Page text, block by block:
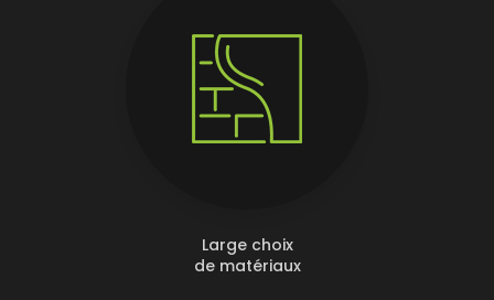
Large choix
de matériaux